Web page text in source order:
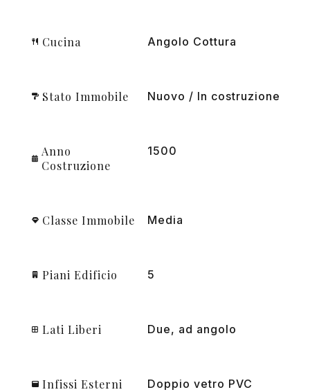
Cucina Angolo Cottura
Stato Immobile Nuovo / In costruzione
Anno
Costruzione
1500
Classe Immobile Media
Piani Edificio 5
Lati Liberi Due, ad angolo
Infissi Esterni Doppio vetro PVC